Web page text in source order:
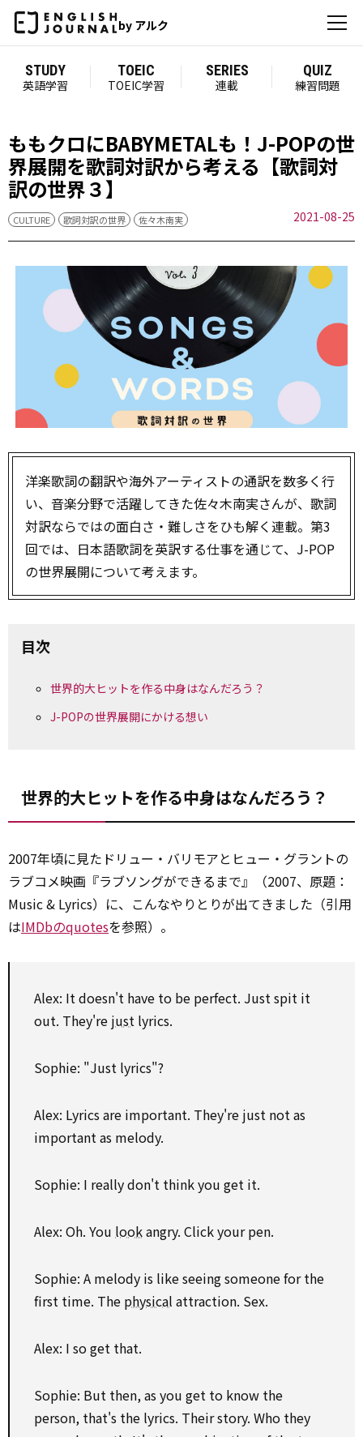
by アルク
STUDY
英語学習
TOEIC
TOEIC学習
SERIES
連載
QUIZ
練習問題
ももクロにBABYMETALも！J-POPの世
界展開を歌詞対訳から考える【歌詞対
訳の世界３】
CULTURE 歌詞対訳の世界 佐々木南実 2021-08-25
洋楽歌詞の翻訳や海外アーティストの通訳を数多く行
い、音楽分野で活躍してきた佐々木南実さんが、歌詞
対訳ならではの面白さ・難しさをひも解く連載。第3
回では、日本語歌詞を英訳する仕事を通じて、J-POP
の世界展開について考えます。
目次
世界的大ヒットを作る中身はなんだろう？
J-POPの世界展開にかける想い
世界的大ヒットを作る中身はなんだろう？
2007年頃に見たドリュー・バリモアとヒュー・グラントの
ラブコメ映画『ラブソングができるまで』（2007、原題：
Music & Lyrics）に、こんなやりとりが出てきました（引用
はIMDbのquotesを参照）。
Alex: It doesn't have to be perfect. Just spit it
out. They're just lyrics.
Sophie: "Just lyrics"?
Alex: Lyrics are important. They're just not as
important as melody.
Sophie: I really don't think you get it.
Alex: Oh. You lookangry. Click your pen.
Sophie: A melody is like seeing someone for the
first time. The physical attraction. Sex.
Alex: I so get that.
Sophie: But then, as you get to know the
person, that's the lyrics. Their story. Who they